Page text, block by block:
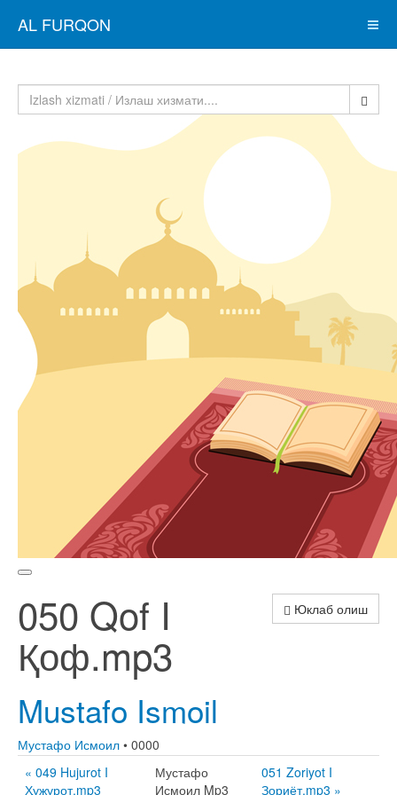
AL FURQON
Юклаб олиш
050 Qof I
Қоф.mp3
Mustafo Ismoil
Мустафо Исмоил • 0000
« 049 Hujurot I
Ҳужурот.mp3
Мустафо
Исмоил Mp3
051 Zoriyot I
Зориёт.mp3 »